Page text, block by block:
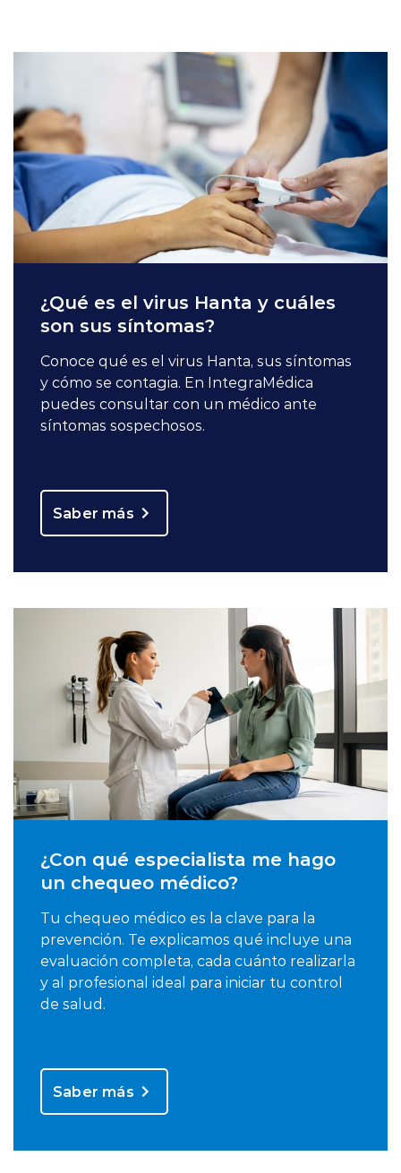
¿Qué es el virus Hanta y cuáles
son sus síntomas?
Conoce qué es el virus Hanta, sus síntomas
y cómo se contagia. En IntegraMédica
puedes consultar con un médico ante
síntomas sospechosos.
Saber más
¿Con qué especialista me hago
un chequeo médico?
Tu chequeo médico es la clave para la
prevención. Te explicamos qué incluye una
evaluación completa, cada cuánto realizarla
y al profesional ideal para iniciar tu control
de salud.
Saber más